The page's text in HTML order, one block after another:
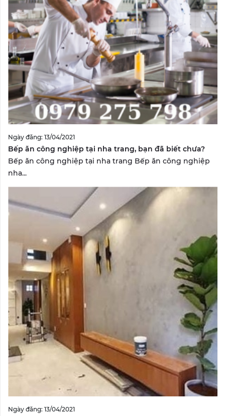
Ngày đăng: 13/04/2021
Bếp ăn công nghiệp tại nha trang, bạn đã biết chưa?
Bếp ăn công nghiệp tại nha trang Bếp ăn công nghiệp
nha...
Ngày đăng: 13/04/2021